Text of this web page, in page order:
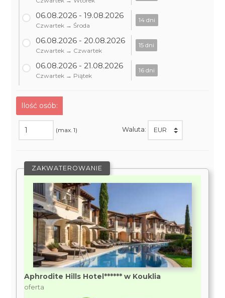
06.08.2026 - 19.08.2026
Czwartek → Środa
14 dni
06.08.2026 - 20.08.2026
Czwartek → Czwartek
15 dni
06.08.2026 - 21.08.2026
Czwartek → Piątek
16 dni
Ilość osób:
(max. 1) Waluta:
ZAKWATEROWANIE
Aphrodite Hills Hotel****** w Kouklia
oferta